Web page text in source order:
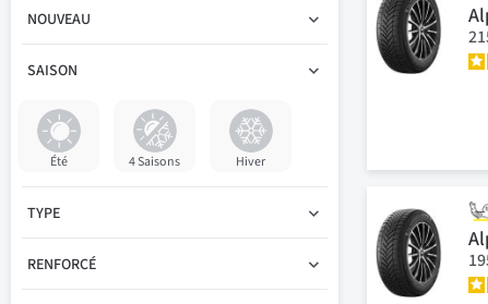
NOUVEAU
SAISON
Été 4 Saisons Hiver
TYPE
RENFORCÉ